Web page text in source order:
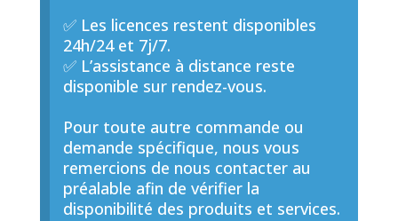
✅ Les licences restent disponibles
24h/24 et 7j/7.
✅ L’assistance à distance reste
disponible sur rendez-vous.
Pour toute autre commande ou
demande spécifique, nous vous
remercions de nous contacter au
préalable afin de vérifier la
disponibilité des produits et services.